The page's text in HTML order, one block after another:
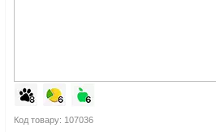
Код товару: 107036